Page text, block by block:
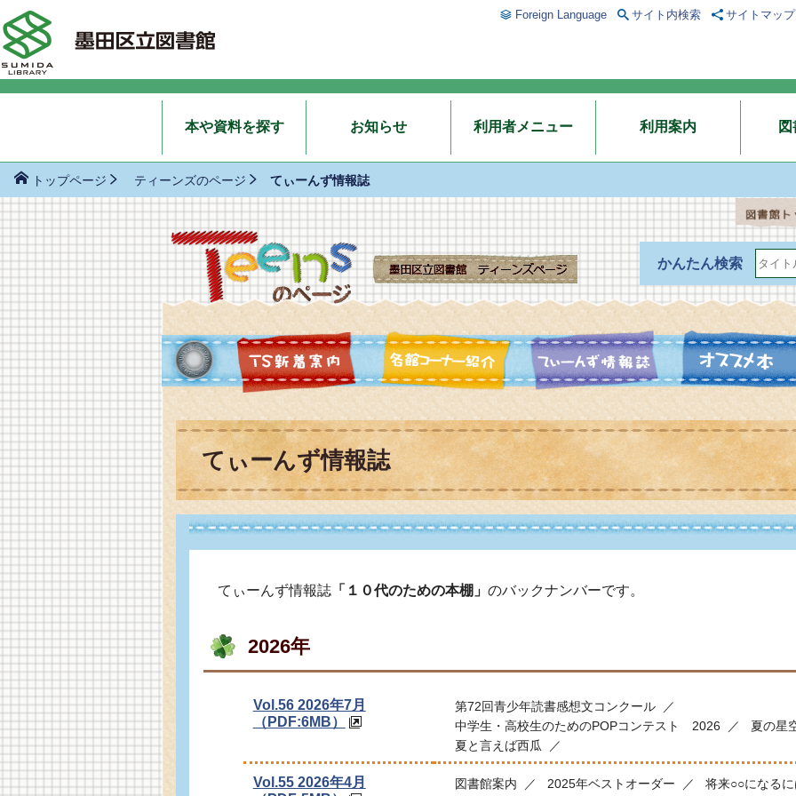
Foreign Language サイト内検索 サイトマップ
本や資料を探す お知らせ 利用者メニュー 利用案内
トップページ ティーンズのページ てぃーんず情報誌
てぃーんず情報誌
てぃーんず情報誌 「１０代のための本棚」 のバックナンバーです。
2026年
Vol.56 2026年7月
（PDF:6MB）
第72回青少年読書感想文コンクール
中学生・高校生のためのPOPコンテスト 2026
夏の星
夏と言えば西瓜
Vol.55 2026年4月
図書館案内 2025年ベストオーダー 将来○○になる
かんたん検索
TS新着案内 各館コーナー紹介 てぃーんず情報誌